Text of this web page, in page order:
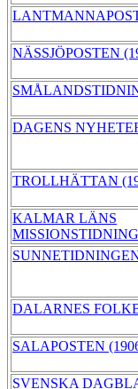
NÄSSJÖPOSTEN
DAGENS
TROLLHÄTTAN
KALMAR LÄNS
DALARNES
SALAPOSTEN
SVENSKA